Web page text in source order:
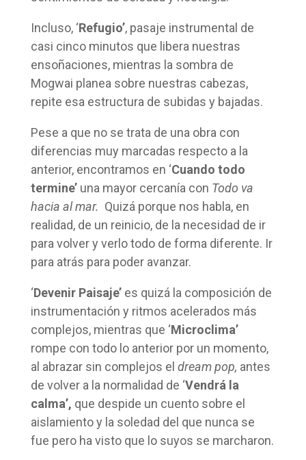
Incluso, ‘Refugio’, pasaje instrumental de
casi cinco minutos que libera nuestras
ensoñaciones, mientras la sombra de
Mogwai planea sobre nuestras cabezas,
repite esa estructura de subidas y bajadas.
Pese a que no se trata de una obra con
diferencias muy marcadas respecto a la
anterior, encontramos en ‘Cuando todo
termine’una mayor cercanía con Todo va
hacia al mar. Quizá porque nos habla, en
realidad, de un reinicio, de la necesidad de ir
para volver y verlo todo de forma diferente. Ir
para atrás para poder avanzar.
‘Devenir Paisaje’es quizá la composición de
instrumentación y ritmos acelerados más
complejos, mientras que ‘Microclima’
rompe con todo lo anterior por un momento,
al abrazar sin complejos el dream pop, antes
de volver a la normalidad de ‘Vendrá la
calma’, que despide un cuento sobre el
aislamiento y la soledad del que nunca se
fue pero ha visto que lo suyos se marcharon.